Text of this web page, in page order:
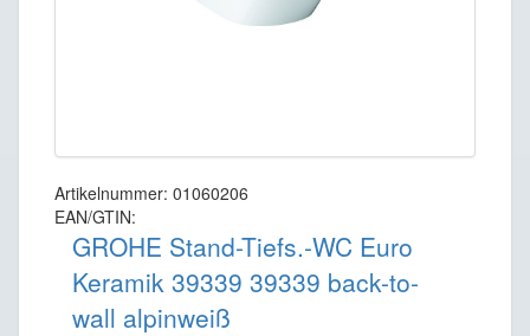
Artikelnummer: 01060206
EAN/GTIN:
GROHE Stand-Tiefs.-WC Euro
Keramik 39339 39339 back-to-
wall alpinweiß